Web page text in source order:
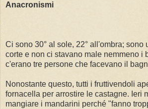
Anacronismi
Ci sono 30° al sole, 22° all'ombra; sono
corte e non ci stavano male nemmeno i
c'erano tre persone che facevano il
Nonostante questo, tutti i fruttivendoli
fornacella per arrostire le castagne. Ieri
mangiare i mandarini perché "fanno